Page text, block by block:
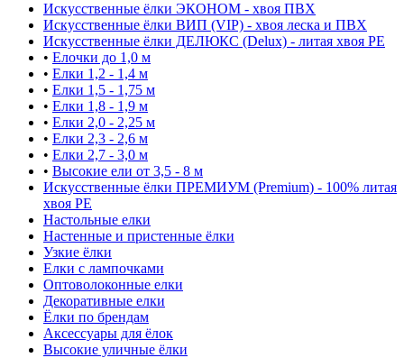
Искусственные ёлки ЭКОНОМ - хвоя ПВХ
Искусственные ёлки ВИП (VIP) - хвоя леска и ПВХ
Искусственные ёлки ДЕЛЮКС (Delux) - литая хвоя РЕ
• Елочки до 1,0 м
• Елки 1,2 - 1,4 м
• Елки 1,5 - 1,75 м
• Елки 1,8 - 1,9 м
• Елки 2,0 - 2,25 м
• Елки 2,3 - 2,6 м
• Елки 2,7 - 3,0 м
• Высокие ели от 3,5 - 8 м
Искусственные ёлки ПРЕМИУМ (Premium) - 100% литая
хвоя РЕ
Настольные елки
Настенные и пристенные ёлки
Узкие ёлки
Елки с лампочками
Оптоволоконные елки
Декоративные елки
Ёлки по брендам
Аксессуары для ёлок
Высокие уличные ёлки